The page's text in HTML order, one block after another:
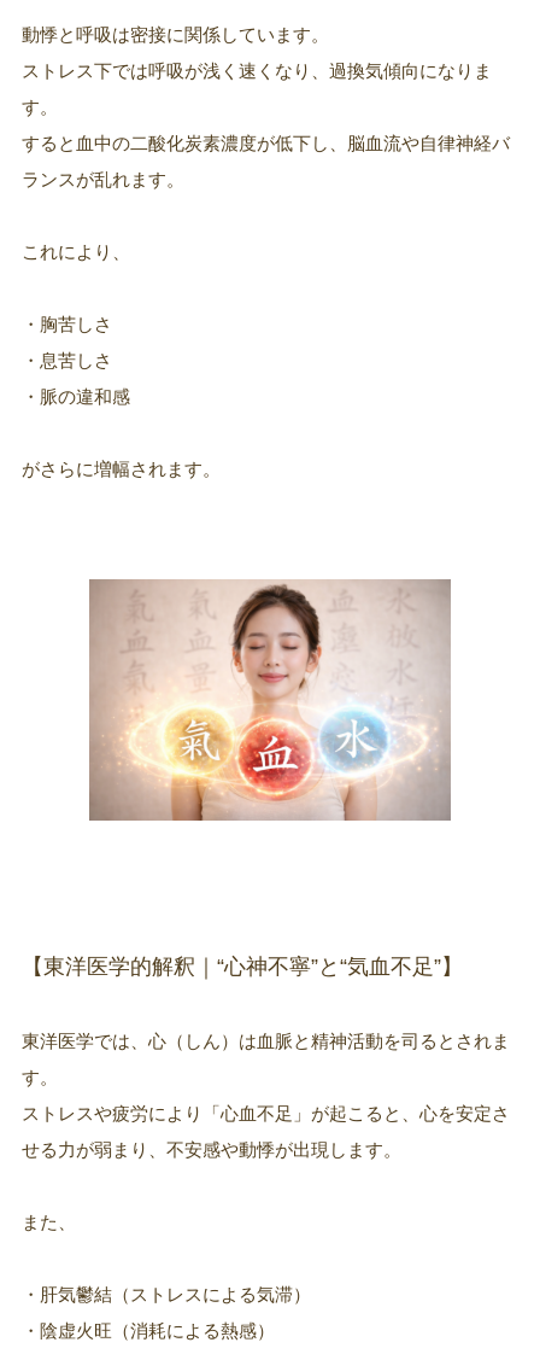
動悸と呼吸は密接に関係しています。
ストレス下では呼吸が浅く速くなり、過換気傾向になりま
す。
すると血中の二酸化炭素濃度が低下し、脳血流や自律神経バ
ランスが乱れます。
これにより、
・胸苦しさ
・息苦しさ
・脈の違和感
がさらに増幅されます。
【東洋医学的解釈｜“心神不寧”と“気血不足”】
東洋医学では、心（しん）は血脈と精神活動を司るとされま
す。
ストレスや疲労により「心血不足」が起こると、心を安定さ
せる力が弱まり、不安感や動悸が出現します。
また、
・肝気鬱結（ストレスによる気滞）
・陰虚火旺（消耗による熱感）